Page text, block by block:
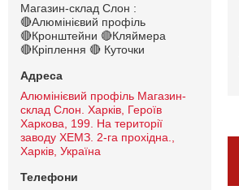
Магазин-склад Слон :
🔴Алюмінієвий профіль
🔴Кронштейни 🔴Кляймера
🔴Кріплення 🔴 Куточки
Алюмінієвий профіль Магазин-
склад Слон. Харків, Героїв
Харкова, 199. На території
заводу ХЕМЗ. 2-га прохідна.,
Харків, Україна